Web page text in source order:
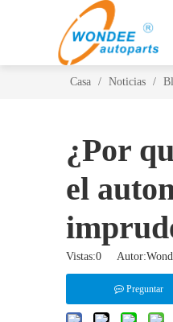
Casa / Noticias /
¿Por
el
Vistas:0
Preguntar